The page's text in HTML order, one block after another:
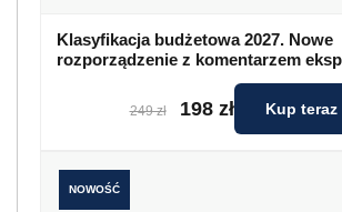
Klasyfikacja budżetowa 2027. Nowe
rozporządzenie z komentarzem
249 zł 198 zł Kup teraz
NOWOŚĆ